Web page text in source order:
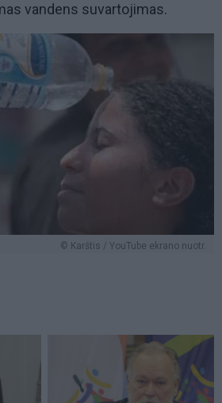
vandens suvartojimas.
© Karštis / YouTube ekrano nuotr.